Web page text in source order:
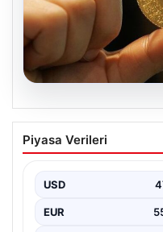
06.08.2026
Altın fiyatları
fiyatları ne oldu,
fiyatları
Piyasa Verileri
USD
EUR